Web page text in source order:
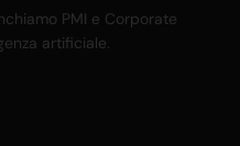
PMI e Corporate
artificiale.